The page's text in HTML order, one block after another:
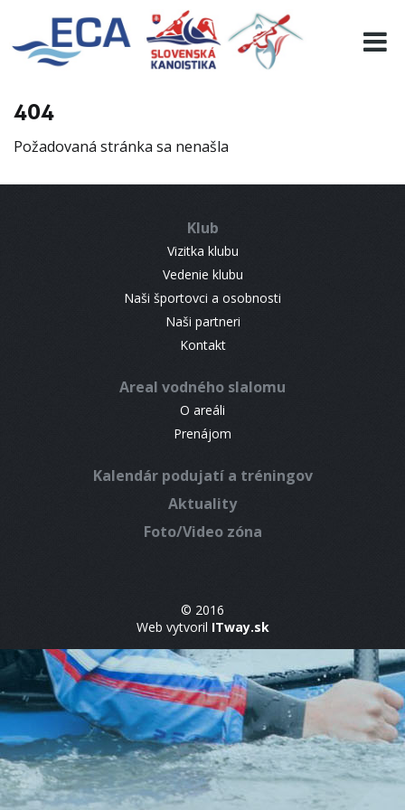
404
Požadovaná stránka sa nenašla
Klub
Vizitka klubu
Vedenie klubu
Naši športovci a osobnosti
Naši partneri
Kontakt
Areal vodného slalomu
O areáli
Prenájom
Kalendár podujatí a tréningov
Aktuality
Foto/Video zóna
© 2016
Web vytvoril ITway.sk
EURO 19
INFO
RESULTS
CONTACT